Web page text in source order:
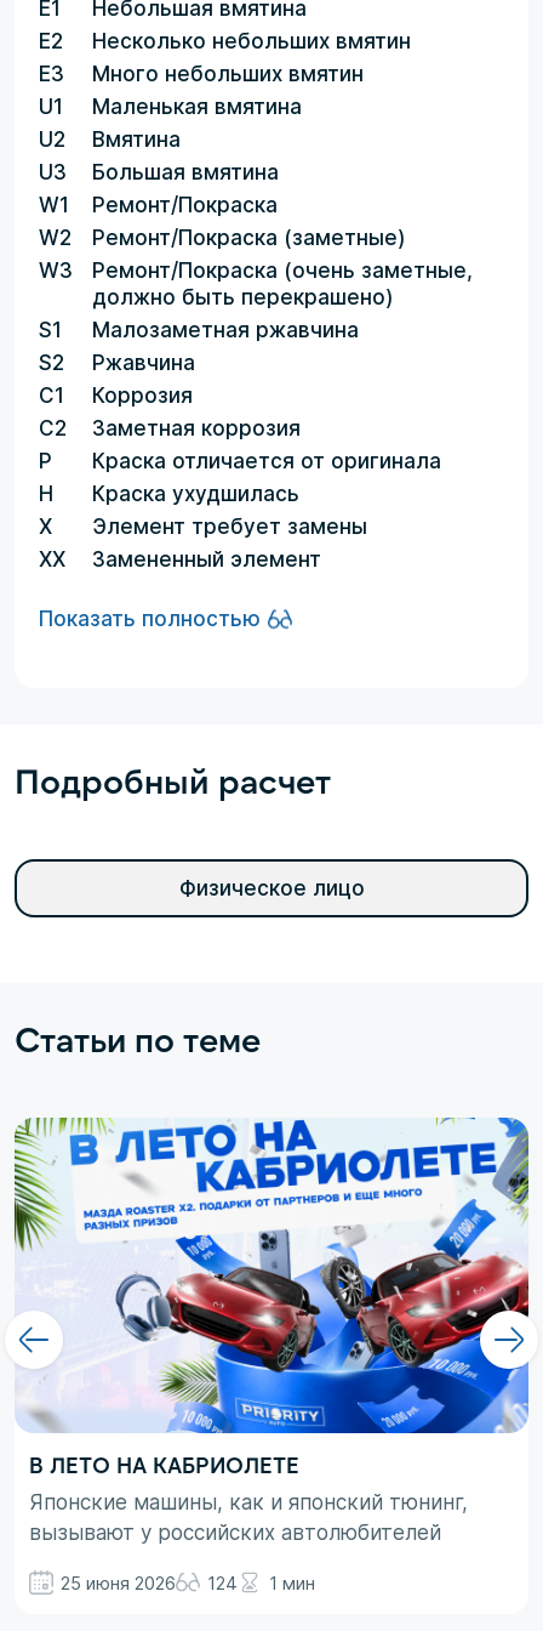
E1
Небольшая вмятина
E2
Несколько небольших вмятин
E3
Много небольших вмятин
U1
Маленькая вмятина
U2
Вмятина
U3
Большая вмятина
W1
Ремонт/Покраска
W2
Ремонт/Покраска (заметные)
W3
Ремонт/Покраска (очень заметные,
должно быть перекрашено)
S1
Малозаметная ржавчина
S2
Ржавчина
C1
Коррозия
C2
Заметная коррозия
P
Краска отличается от оригинала
H
Краска ухудшилась
X
Элемент требует замены
XX
Замененный элемент
Показать полностью
Подробный расчет
Физическое лицо
Статьи по теме
В ЛЕТО НА КАБРИОЛЕТЕ
Японские машины, как и японский тюнинг,
вызывают у российских автолюбителей
просто ассоциируются с вполне понятными
25 июня 2026 124 1 мин